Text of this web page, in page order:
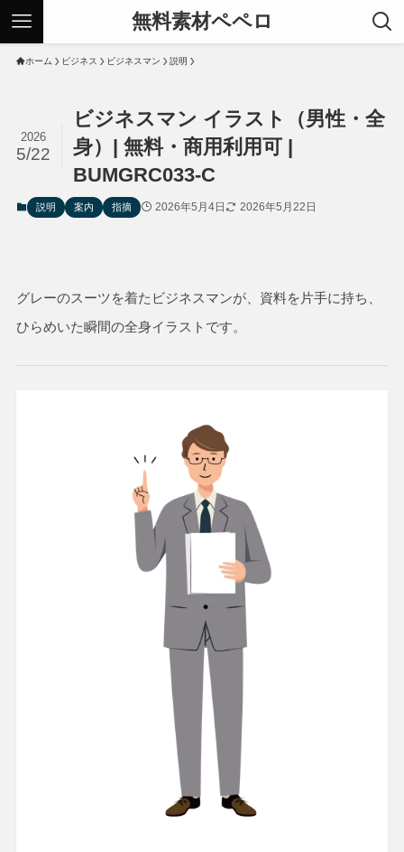
無料素材ペペロ
ホーム ビジネス ビジネスマン 説明
ビジネスマン イラスト（男性・全
身）| 無料・商用利用可 |
BUMGRC033-C
2026
5/22
説明 案内 指摘 2026年5月4日 2026年5月22日
グレーのスーツを着たビジネスマンが、資料を片手に持ち、
ひらめいた瞬間の全身イラストです。